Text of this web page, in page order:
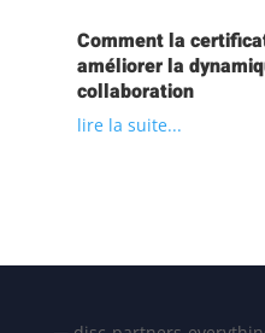
Comment la
améliorer la
collaboration
lire la suite...